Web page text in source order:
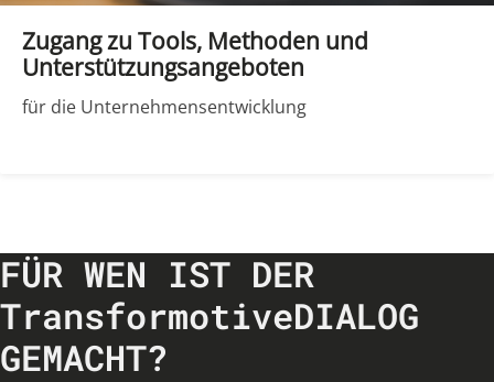
Zugang zu Tools, Methoden und
Unterstützungsangeboten
für die Unternehmensentwicklung
FÜR WEN IST DER
TransformotiveDIALOG
GEMACHT?